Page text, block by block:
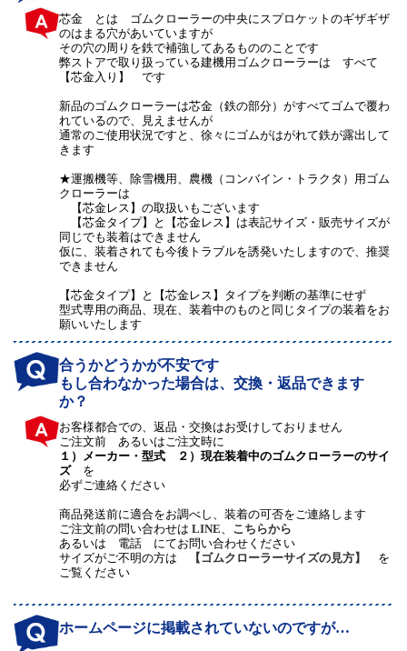
芯金 とは ゴムクローラーの中央にスプロケットのギザギザ
のはまる穴があいていますが
その穴の周りを鉄で補強してあるもののことです
弊ストアで取り扱っている建機用ゴムクローラーは すべて
【芯金入り】 です
新品のゴムクローラーは芯金（鉄の部分）がすべてゴムで覆わ
れているので、見えませんが
通常のご使用状況ですと、徐々にゴムがはがれて鉄が露出して
きます
★運搬機等、除雪機用、農機（コンバイン・トラクタ）用ゴム
クローラーは
【芯金レス】の取扱いもございます
【芯金タイプ】と【芯金レス】は表記サイズ・販売サイズが
同じでも装着はできません
仮に、装着されても今後トラブルを誘発いたしますので、推奨
できません
【芯金タイプ】と【芯金レス】タイプを判断の基準にせず
型式専用の商品、現在、装着中のものと同じタイプの装着をお
願いいたします
合うかどうかが不安です
もし合わなかった場合は、交換・返品できます
か？
お客様都合での、返品・交換はお受けしておりません
ご注文前 あるいはご注文時に
１）メーカー・型式 ２）現在装着中のゴムクローラーのサイ
ズを
必ずご連絡ください
商品発送前に適合をお調べし、装着の可否をご連絡します
ご注文前の問い合わせはLINE、 こちらから
あるいは 電話 にてお問い合わせください
サイズがご不明の方は
【ゴムクローラーサイズの見方】
を
ご覧ください
ホームページに掲載されていないのですが…